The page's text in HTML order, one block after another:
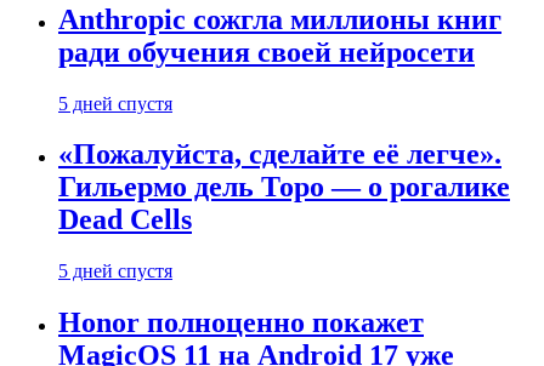
Anthropic сожгла миллионы книг
ради обучения своей нейросети
5 дней спустя
«Пожалуйста, сделайте её легче».
Гильермо дель Торо — о рогалике
Dead Cells
5 дней спустя
Honor полноценно покажет
MagicOS 11 на Android 17 уже